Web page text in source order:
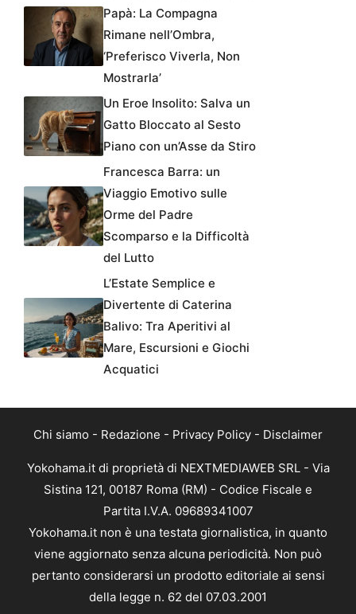
Papà: La Compagna
Rimane nell’Ombra,
‘Preferisco Viverla, Non
Mostrarla’
Un Eroe Insolito: Salva un
Gatto Bloccato al Sesto
Piano con un’Asse da Stiro
Francesca Barra: un
Viaggio Emotivo sulle
Orme del Padre
Scomparso e la Difficoltà
del Lutto
L’Estate Semplice e
Divertente di Caterina
Balivo: Tra Aperitivi al
Mare, Escursioni e Giochi
Acquatici
Chi siamo - Redazione - Privacy Policy - Disclaimer
Yokohama.it di proprietà di NEXTMEDIAWEB SRL - Via
Sistina 121, 00187 Roma (RM) - Codice Fiscale e
Partita I.V.A. 09689341007
Yokohama.it non è una testata giornalistica, in quanto
viene aggiornato senza alcuna periodicità. Non può
pertanto considerarsi un prodotto editoriale ai sensi
della legge n. 62 del 07.03.2001